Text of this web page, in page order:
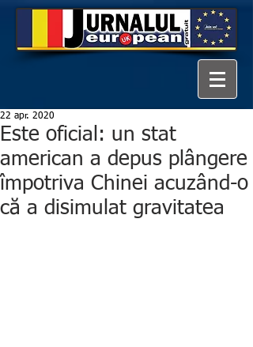
Este oficial: un stat
american a depus plângere
împotriva Chinei acuzând-o
că a disimulat gravitatea
22 apr. 2020